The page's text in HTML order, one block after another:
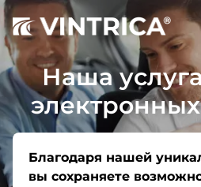
Наша
Благодаря нашей
вы сохраняете